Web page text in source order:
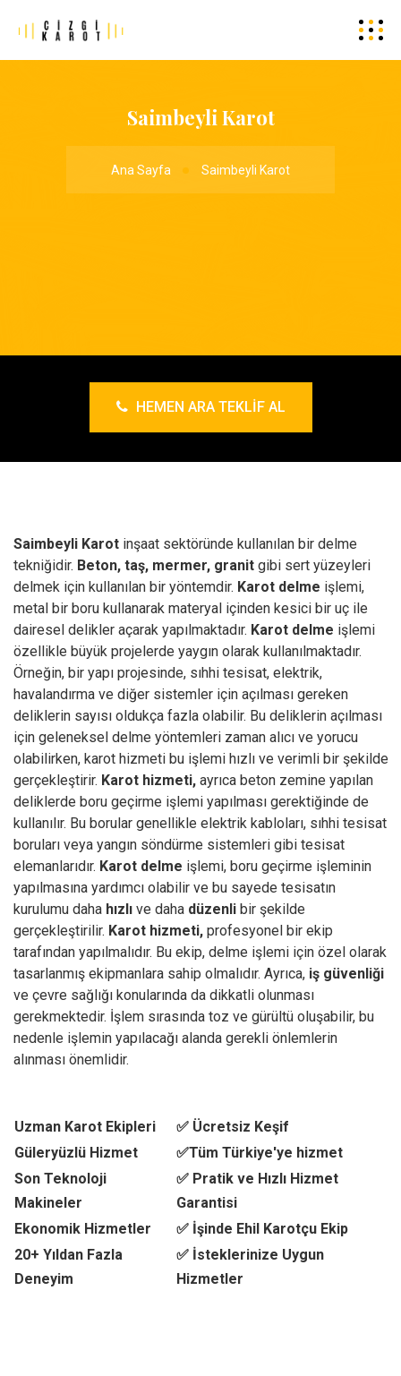
Saimbeyli Karot
Ana Sayfa Saimbeyli Karot
HEMEN ARA TEKLIF AL
Saimbeyli Karot inşaat sektöründe kullanılan bir delme
tekniğidir. Beton, taş, mermer, granit gibi sert yüzeyleri
delmek için kullanılan bir yöntemdir. Karot delme işlemi,
metal bir boru kullanarak materyal içinden kesici bir uç ile
dairesel delikler açarak yapılmaktadır. Karot delme işlemi
özellikle büyük projelerde yaygın olarak kullanılmaktadır.
Örneğin, bir yapı projesinde, sıhhi tesisat, elektrik,
havalandırma ve diğer sistemler için açılması gereken
deliklerin sayısı oldukça fazla olabilir. Bu deliklerin açılması
için geleneksel delme yöntemleri zaman alıcı ve yorucu
olabilirken, karot hizmeti bu işlemi hızlı ve verimli bir şekilde
gerçekleştirir. Karot hizmeti, ayrıca beton zemine yapılan
deliklerde boru geçirme işlemi yapılması gerektiğinde de
kullanılır. Bu borular genellikle elektrik kabloları, sıhhi tesisat
boruları veya yangın söndürme sistemleri gibi tesisat
elemanlarıdır. Karot delme işlemi, boru geçirme işleminin
yapılmasına yardımcı olabilir ve bu sayede tesisatın
kurulumu daha hızlı ve daha düzenli bir şekilde
gerçekleştirilir. Karot hizmeti, profesyonel bir ekip
tarafından yapılmalıdır. Bu ekip, delme işlemi için özel olarak
tasarlanmış ekipmanlara sahip olmalıdır. Ayrıca, iş güvenliği
ve çevre sağlığı konularında da dikkatli olunması
gerekmektedir. İşlem sırasında toz ve gürültü oluşabilir, bu
nedenle işlemin yapılacağı alanda gerekli önlemlerin
alınması önemlidir.
Uzman Karot Ekipleri
✅ Ücretsiz Keşif
Güleryüzlü Hizmet
✅Tüm Türkiye'ye hizmet
Son Teknoloji
Makineler
✅ Pratik ve Hızlı Hizmet
Garantisi
Ekonomik Hizmetler
✅ İşinde Ehil Karotçu Ekip
20+ Yıldan Fazla
Deneyim
✅ İsteklerinize Uygun
Hizmetler